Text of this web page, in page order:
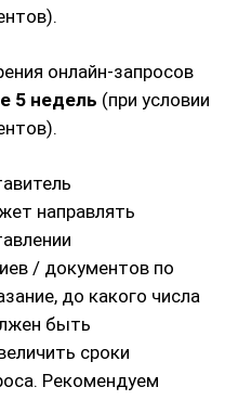
онлайн-запросов
5 недель (при условии
направлять
/ документов по
до какого числа
быть
сроки
Рекомендуем